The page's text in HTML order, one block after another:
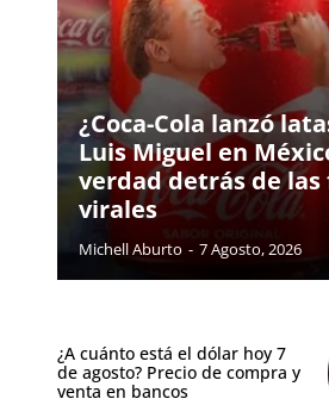
¿Coca-Cola lanzó
Luis Miguel en
verdad detrás de las
virales
Michell Aburto - 7 Agosto, 2026
¿A cuánto está el dólar hoy 7
de agosto? Precio de compra y
venta en bancos